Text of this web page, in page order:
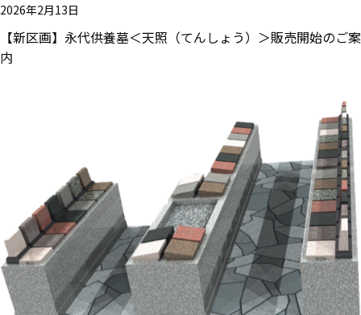
2026年2月13日
【新区画】永代供養墓＜天照（てんしょう）＞販売開始のご案
内